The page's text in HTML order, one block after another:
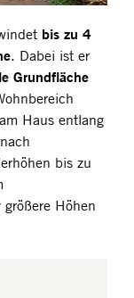
bis zu 4
. Dabei ist er
Grundfläche
Haus entlang
bis zu
Höhen